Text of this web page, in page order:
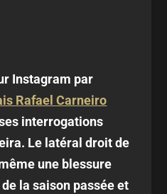
Instagram par
Rafael Carneiro
interrogations
Le latéral droit de
une blessure
la saison passée et